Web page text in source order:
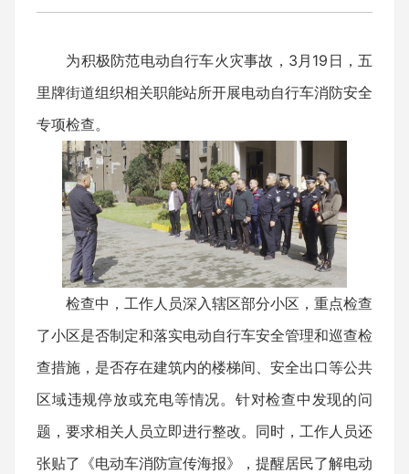
为积极防范电动自行车火灾事故，3月19日，五
里牌街道组织相关职能站所开展电动自行车消防安全
专项检查。
检查中，工作人员深入辖区部分小区，重点检查
了小区是否制定和落实电动自行车安全管理和巡查检
查措施，是否存在建筑内的楼梯间、安全出口等公共
区域违规停放或充电等情况。针对检查中发现的问
题，要求相关人员立即进行整改。同时，工作人员还
张贴了《电动车消防宣传海报》，提醒居民了解电动